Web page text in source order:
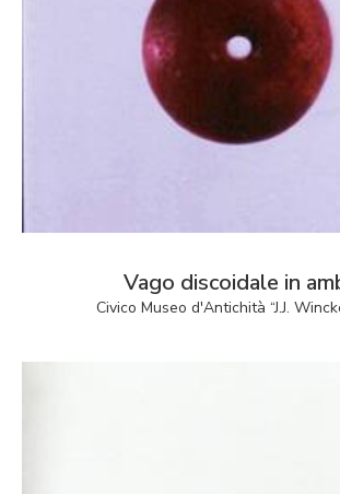
Vago discoidale in
Civico Museo d'Antichità “J.J.